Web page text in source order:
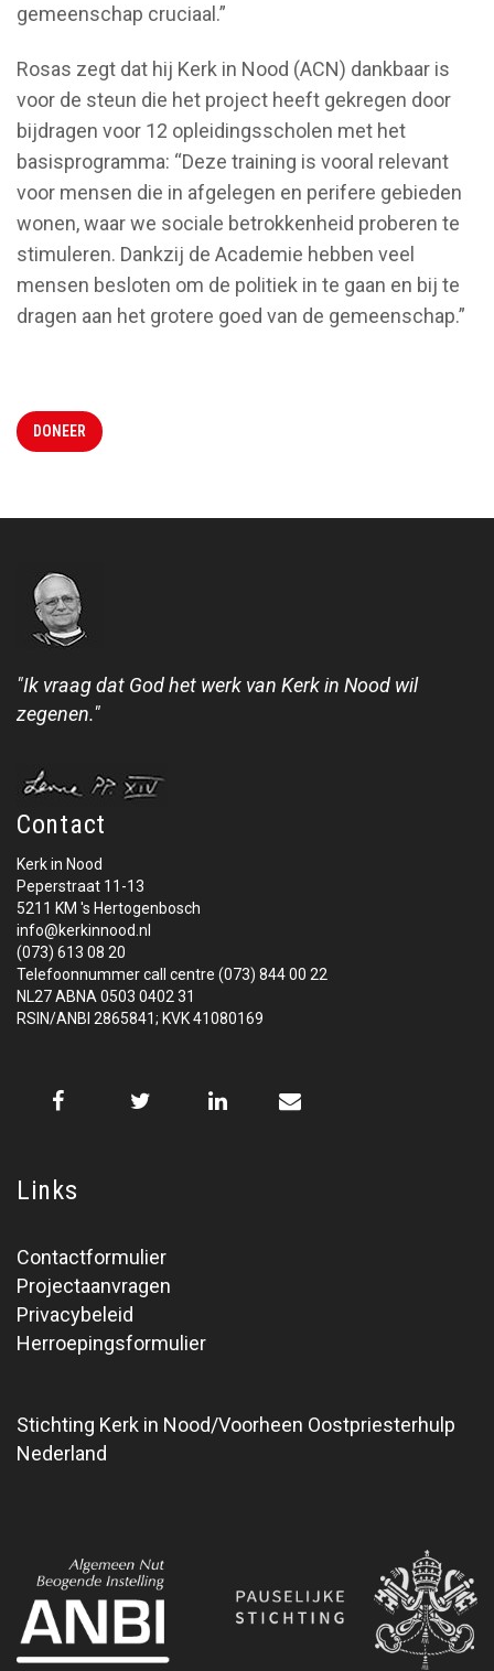
gemeenschap cruciaal.”
Rosas zegt dat hij Kerk in Nood (ACN) dankbaar is
voor de steun die het project heeft gekregen door
bijdragen voor 12 opleidingsscholen met het
basisprogramma: “Deze training is vooral relevant
voor mensen die in afgelegen en perifere gebieden
wonen, waar we sociale betrokkenheid proberen te
stimuleren. Dankzij de Academie hebben veel
mensen besloten om de politiek in te gaan en bij te
dragen aan het grotere goed van de gemeenschap.”
DONEER
"Ik vraag dat God het werk van Kerk in Nood wil
zegenen."
Contact
Kerk in Nood
Peperstraat 11-13
5211 KM 's Hertogenbosch
info@kerkinnood.nl
(073) 613 08 20
Telefoonnummer call centre (073) 844 00 22
NL27 ABNA 0503 0402 31
RSIN/ANBI 2865841; KVK 41080169
Links
Contactformulier
Projectaanvragen
Privacybeleid
Herroepingsformulier
Stichting Kerk in Nood/Voorheen Oostpriesterhulp
Nederland